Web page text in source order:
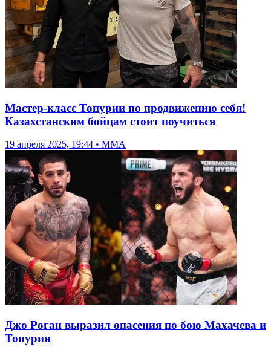
Мастер-класс Топурии по продвижению себя!
Казахстанским бойцам стоит поучиться
19 апреля 2025, 19:44 • ММА
Джо Роган выразил опасения по бою Махачева и
Топурии